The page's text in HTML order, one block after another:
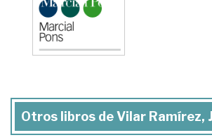
Otros libros de Vilar Ramírez,